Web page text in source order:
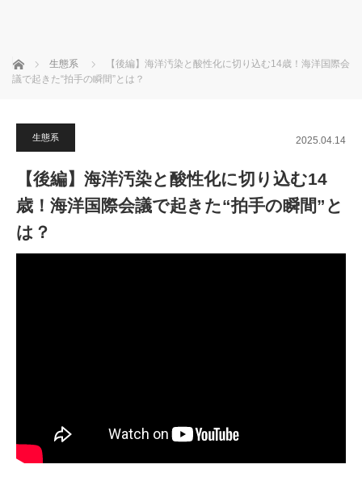
ホーム 生態系
【後編】海洋汚染と酸性化に切り込む14歳！海洋国際会
議で起きた“拍手の瞬間”とは？
生態系 2025.04.14
【後編】海洋汚染と酸性化に切り込む14
歳！海洋国際会議で起きた“拍手の瞬間”と
は？